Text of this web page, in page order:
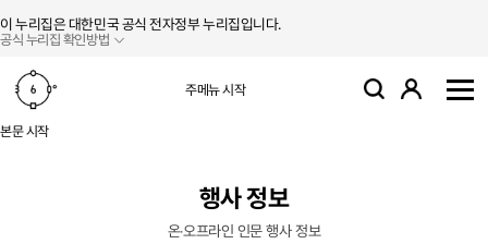
이 누리집은 대한민국 공식 전자정부 누리집입니다.
공식 누리집 확인방법
주메뉴 시작 검색 로그인
본문 시작
행사 정보
온‧오프라인 인문 행사 정보